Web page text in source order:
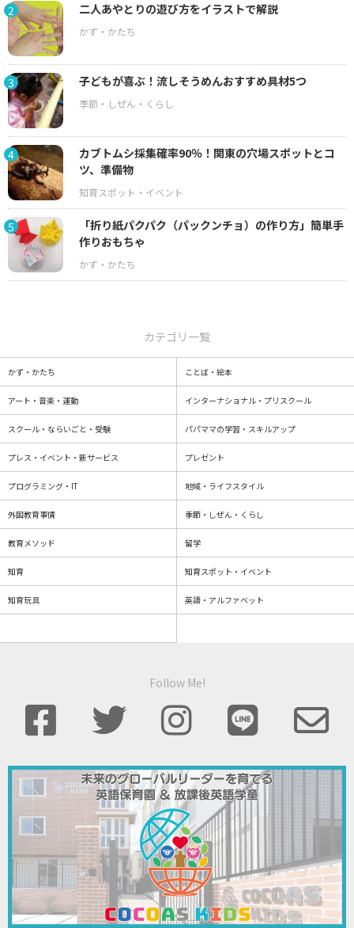
2 二人あやとりの遊び方をイラストで解説
3 子どもが喜ぶ！流しそうめんおすすめ具材5つ
4
カブトムシ採集確率90％！関東の穴場スポットとコ
ツ、準備物
5
「折り紙パクパク（パックンチョ）の作り方」簡単手
作りおもちゃ
カテゴリ一覧
かず・かたち ことば・絵本
アート・音楽・運動 インターナショナル・プリスクール
スクール・ならいごと・受験 パパママの学習・スキルアップ
プレス・イベント・新サービス プレゼント
プログラミング・IT 地域・ライフスタイル
外国教育事情 季節・しぜん・くらし
教育メソッド 留学
知育 知育スポット・イベント
知育玩具 英語・アルファベット
Follow Me!